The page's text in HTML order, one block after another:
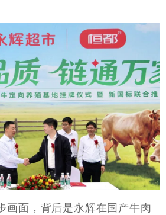
画面，背后是永辉在国产牛肉